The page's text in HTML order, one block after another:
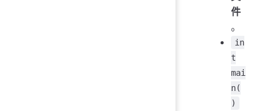
件
。
in
t
mai
n(
)